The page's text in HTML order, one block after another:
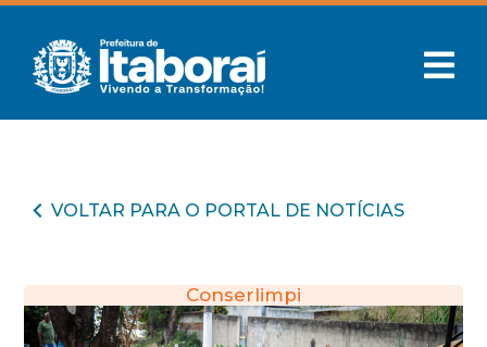
VOLTAR PARA O PORTAL DE NOTÍCIAS
Conserlimpi